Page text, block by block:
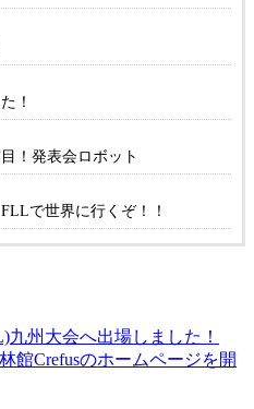
！
！発表会ロボット
で世界に行くぞ！！
州大会へ出場しました！
館Crefusのホームページを開